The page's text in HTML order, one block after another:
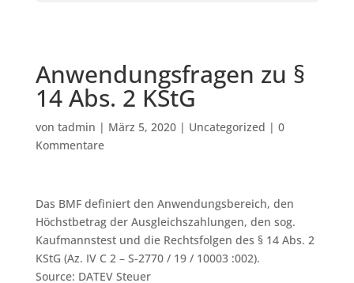
Anwendungsfragen zu §
14 Abs. 2 KStG
von tadmin | März 5, 2020| Uncategorized | 0
Kommentare
Das BMF definiert den Anwendungsbereich, den
Höchstbetrag der Ausgleichszahlungen, den sog.
Kaufmannstest und die Rechtsfolgen des § 14 Abs. 2
KStG (Az. IV C 2 – S-2770 / 19 / 10003 :002).
Source: DATEV Steuer